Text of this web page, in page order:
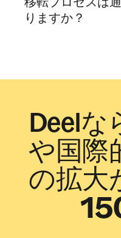
りますか？
Deelな
や国際
の拡大